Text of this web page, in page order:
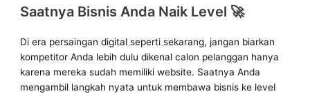
Saatnya Bisnis Anda Naik Level 🚀
Di era persaingan digital seperti sekarang, jangan biarkan
kompetitor Anda lebih dulu dikenal calon pelanggan hanya
karena mereka sudah memiliki website. Saatnya Anda
mengambil langkah nyata untuk membawa bisnis ke level